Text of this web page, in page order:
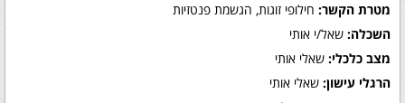
מטרת הקשר: חילופי זוגות, הגשמת פנטזיות
השכלה: שאל/י אותי
מצב כלכלי: שאלי אותי
הרגלי עישון: שאלי אותי